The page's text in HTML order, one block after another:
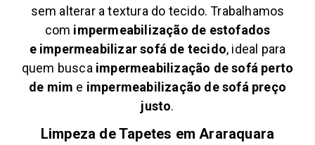
sem alterar a textura do tecido. Trabalhamos
com impermeabilização de estofados
e impermeabilizar sofá de tecido, ideal para
quem busca impermeabilização de sofá perto
de mim e impermeabilização de sofá preço
justo.
Limpeza de Tapetes emAraraquara